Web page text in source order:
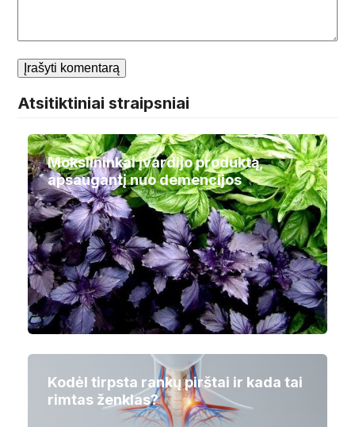
Atsitiktiniai straipsniai
Mokslininkai įvardijo produktą,
apsaugantį nuo demencijos
Kodėl tirpsta rankų pirštai ir kada tai
rimtas ženklas?